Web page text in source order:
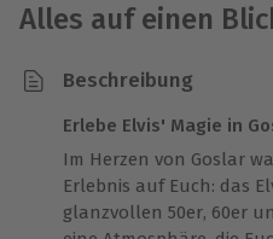
Alles auf einen
Beschreibung
Erlebe Elvis' Magie in
Im Herzen von Goslar
Erlebnis auf Euch: das
glanzvollen 50er, 60er